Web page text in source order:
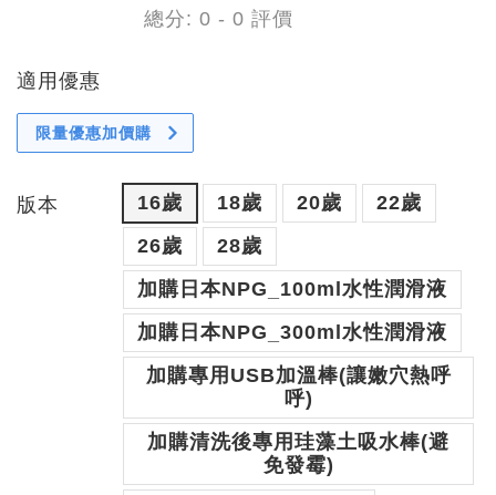
總分: 0 - 0 評價
適用優惠
限量優惠加價購
版本 16歲 18歲 20歲
22歲
26歲
28歲
加購日本NPG_100ml水性潤滑液
加購日本NPG_300ml水性潤滑液
加購專用USB加溫棒(讓嫩穴熱呼
呼)
加購清洗後專用珪藻土吸水棒(避
免發霉)